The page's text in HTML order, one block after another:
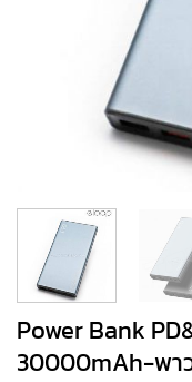
Power Bank
30000mAh-พา